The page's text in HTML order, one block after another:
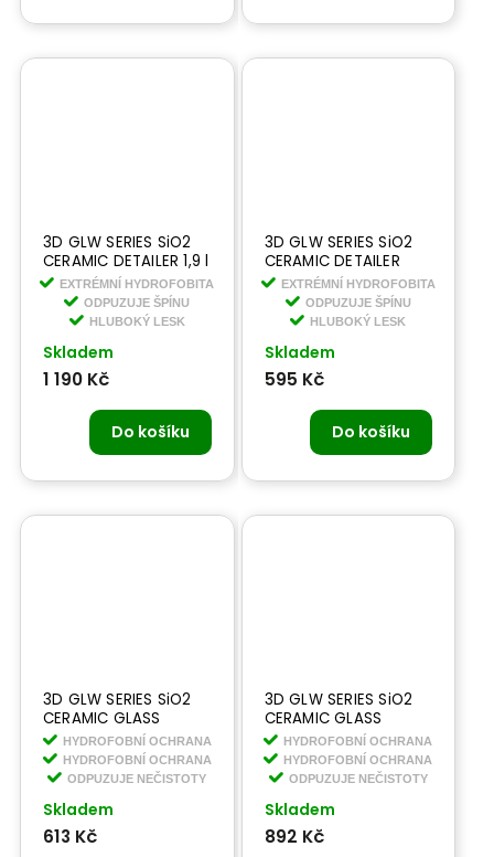
3D GLW SERIES SiO2
CERAMIC DETAILER 1,9 l
- keramický detailer s
křemíkem
EXTRÉMNÍ HYDROFOBITA
ODPUZUJE ŠPÍNU
HLUBOKÝ LESK
Skladem
1 190 Kč
Do košíku
3D GLW SERIES SiO2
CERAMIC DETAILER
473 ml - keramický
detailer s křemíkem
EXTRÉMNÍ HYDROFOBITA
ODPUZUJE ŠPÍNU
HLUBOKÝ LESK
Skladem
595 Kč
Do košíku
3D GLW SERIES SiO2
CERAMIC GLASS
CLEANER 473 ml -
keramický čistič na
skla s hydrofobní
HYDROFOBNÍ OCHRANA
HYDROFOBNÍ OCHRANA
ODPUZUJE NEČISTOTY
Skladem
613 Kč
3D GLW SERIES SiO2
CERAMIC GLASS
CLEANER 1, 9 l -
keramický čistič na
skla s hydrofobní
HYDROFOBNÍ OCHRANA
HYDROFOBNÍ OCHRANA
ODPUZUJE NEČISTOTY
Skladem
892 Kč